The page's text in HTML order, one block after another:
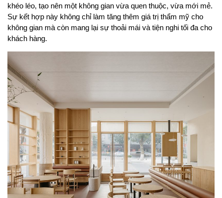
khéo léo, tạo nên một không gian vừa quen thuộc, vừa mới mẻ.
Sự kết hợp này không chỉ làm tăng thêm giá trị thẩm mỹ cho
không gian mà còn mang lại sự thoải mái và tiện nghi tối đa cho
khách hàng.